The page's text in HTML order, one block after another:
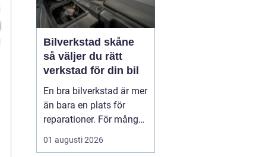
Bilverkstad skåne
så väljer du rätt
verkstad för din bil
En bra bilverkstad är mer
än bara en plats för
reparationer. För många
bilägare i Skåne handlar
valet av verkstad om
01 augusti 2026